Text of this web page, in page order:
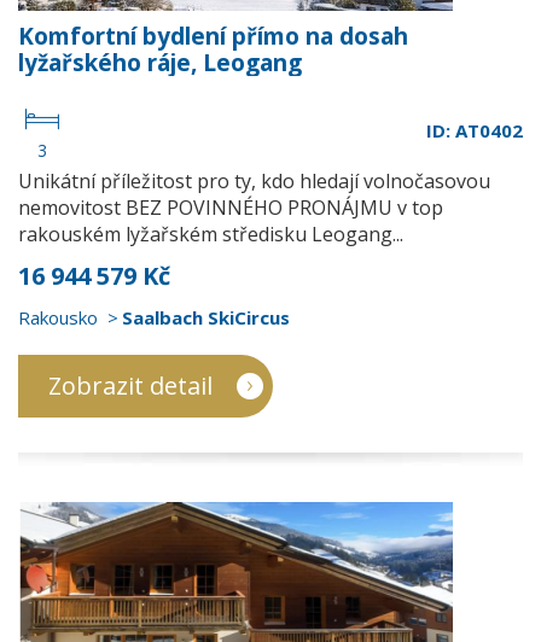
Komfortní bydlení přímo na dosah
lyžařského ráje, Leogang
3
ID: AT0402
Unikátní příležitost pro ty, kdo hledají volnočasovou
nemovitost BEZ POVINNÉHO PRONÁJMU v top
rakouském lyžařském středisku Leogang...
16 944 579 Kč
Rakousko Saalbach SkiCircus
Zobrazit detail